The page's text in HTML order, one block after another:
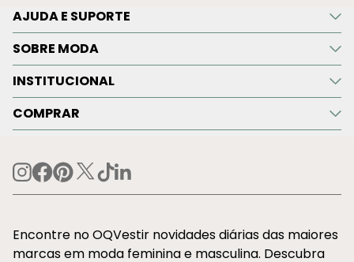
AJUDA E SUPORTE
SOBRE MODA
INSTITUCIONAL
COMPRAR
Encontre no OQVestir novidades diárias das maiores
marcas em moda feminina e masculina. Descubra